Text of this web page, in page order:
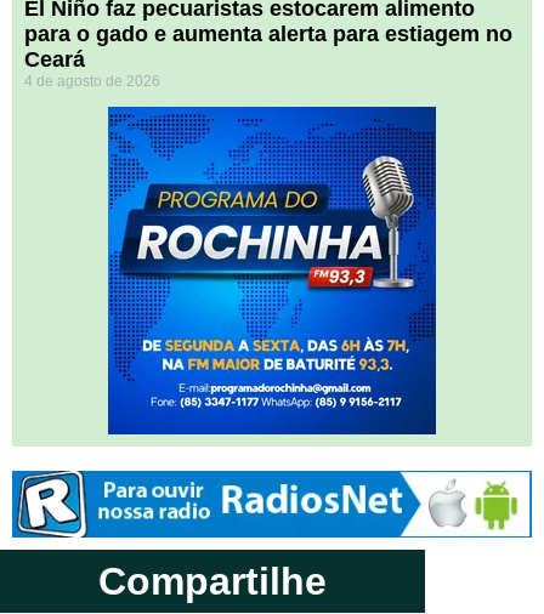
El Niño faz pecuaristas estocarem alimento
para o gado e aumenta alerta para estiagem no
Ceará
4 de agosto de 2026
Compartilhe